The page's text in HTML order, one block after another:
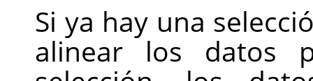
Si ya hay una
alinear los datos